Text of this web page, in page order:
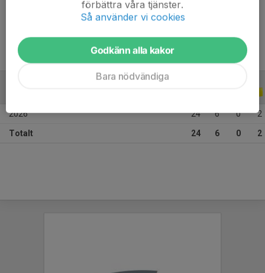
19 år
2026 24 6 0 2
Totalt 24 6 0 2
förbättra våra tjänster.
Så använder vi cookies
Godkänn alla kakor
Bara nödvändiga